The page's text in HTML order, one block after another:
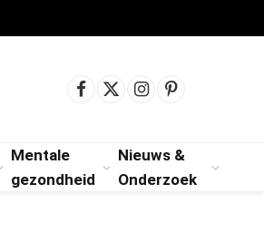
Facebook
X
InstagramPinterest
Mentale
gezondheid
Nieuws &
Onderzoek